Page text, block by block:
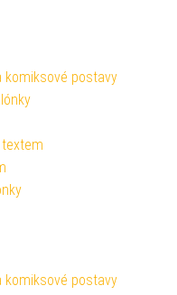
komiksové postavy
komiksové postavy